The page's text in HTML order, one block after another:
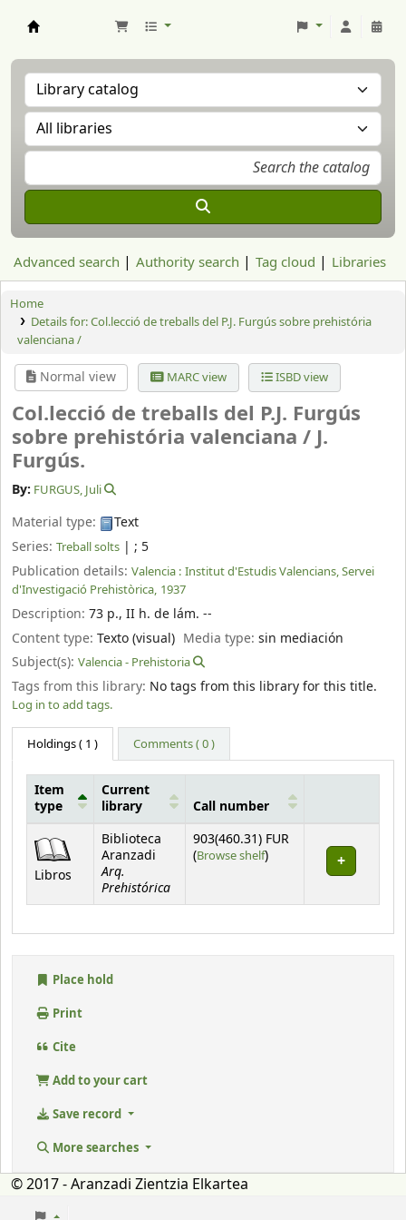
Advanced search Authority search Tag cloud Libraries
Home
Details for:Col.lecció de treballs del P.J. Furgús sobre prehistória
valenciana /
Normal view MARC view ISBD view
Col.lecció de treballs del P.J. Furgús
sobre prehistória valenciana / J.
Furgús.
By: FURGUS, Juli
Material type:
Text
Series: Treball solts | ; 5
Publication details: Valencia : Institut d'Estudis Valencians, Servei
d'Investigació Prehistòrica, 1937
Description: 73 p., II h. de lám. --
Content type: Texto (visual) Media type:sin mediación
Subject(s): Valencia - Prehistoria
Tags from this library: No tags from this library for this title.
Log in to add tags.
Holdings( 1 ) Comments ( 0 )
Holdings
Item
type
Current
library
Call number
Libros
Biblioteca
Aranzadi
Arq.
Prehistórica
903(460.31) FUR
(Browse shelf(Opens below)
)
Place hold
Print
Cite
Add to your cart
Save record
More searches
© 2017 - Aranzadi Zientzia Elkartea